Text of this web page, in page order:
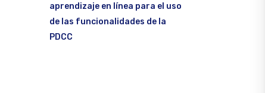
aprendizaje en línea para el uso
de las funcionalidades de la
PDCC